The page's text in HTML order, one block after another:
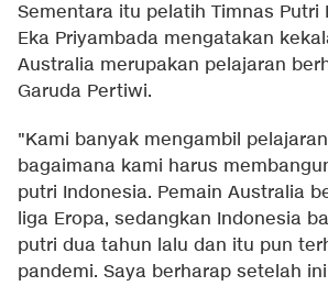
Sementara itu pelatih Timnas Putri
Eka Priyambada mengatakan
Australia merupakan pelajaran
Garuda Pertiwi.
"Kami banyak mengambil
bagaimana kami harus
putri Indonesia. Pemain Australia
liga Eropa, sedangkan Indonesia
putri dua tahun lalu dan itu pun
pandemi. Saya berharap setelah